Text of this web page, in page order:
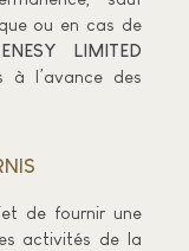
ou en cas de
LIMITED
à l’avance des
de fournir une
activités de la